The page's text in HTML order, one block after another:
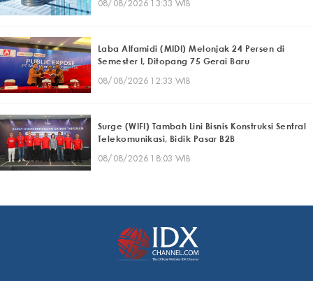
08/08/2026 13:33 WIB
Laba Alfamidi (MIDI) Melonjak 24 Persen di
Semester I, Ditopang 75 Gerai Baru
08/08/2026 12:33 WIB
Surge (WIFI) Tambah Lini Bisnis Konstruksi Sentral
Telekomunikasi, Bidik Pasar B2B
08/08/2026 18:03 WIB